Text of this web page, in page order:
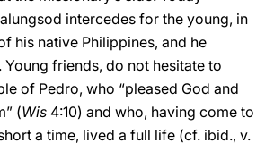
intercedes for the young, in
his native Philippines, and he
Young friends, do not hesitate to
of Pedro, who “pleased God and
(Wis 4:10) and who, having come to
a time, lived a full life (cf. ibid., v.